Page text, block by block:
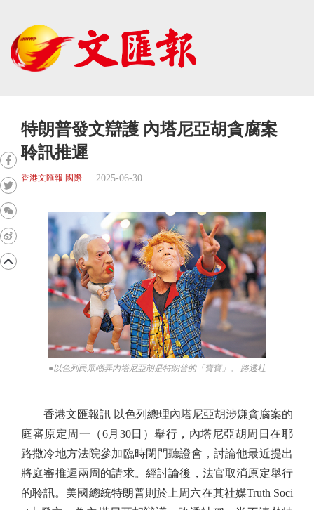
特朗普發文辯護 內塔尼亞胡貪腐案
聆訊推遲
香港文匯報 國際 2025-06-30
●以色列民眾嘲弄內塔尼亞胡是特朗普的「寶寶」。 路透社
香港文匯報訊 以色列總理內塔尼亞胡涉嫌貪腐案的
庭審原定周一（6月30日）舉行，內塔尼亞胡周日在耶
路撒冷地方法院參加臨時閉門聽證會，討論他最近提出
將庭審推遲兩周的請求。經討論後，法官取消原定舉行
的聆訊。美國總統特朗普則於上周六在其社媒Truth Soci